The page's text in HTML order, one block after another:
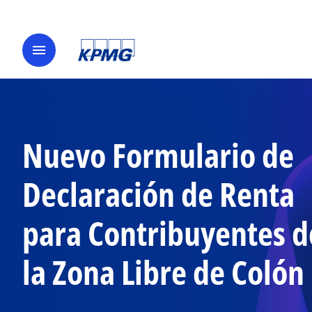
menu
Nuevo Formulario de
Declaración de Renta
para Contribuyentes
la Zona Libre de Colón